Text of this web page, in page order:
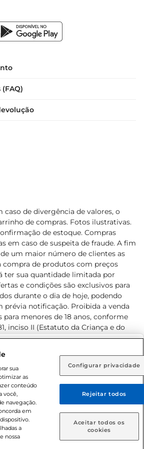
Goiás (GO)
Ou
informe como deseja receber
Retire em Loja
caso de divergência de valores, o
de compras. Fotos ilustrativas.
de estoque. Compras
em caso de suspeita de fraude. A fim
um maior número de clientes as
compra de produtos com preços
ter sua quantidade limitada por
e condições são exclusivos para
durante o dia de hoje, podendo
prévia notificação. Proibida a venda
para menores de 18 anos, conforme
inciso II (Estatuto da Criança e do
condições exclusivos para o
para as compras on-line é de R$
Todos os direitos
Prezunic.
sua
as
conteúdo
você,
navegação.
em
a
nossa
Configurar privacidade
Rejeitar todos
Aceitar todos os
cookies